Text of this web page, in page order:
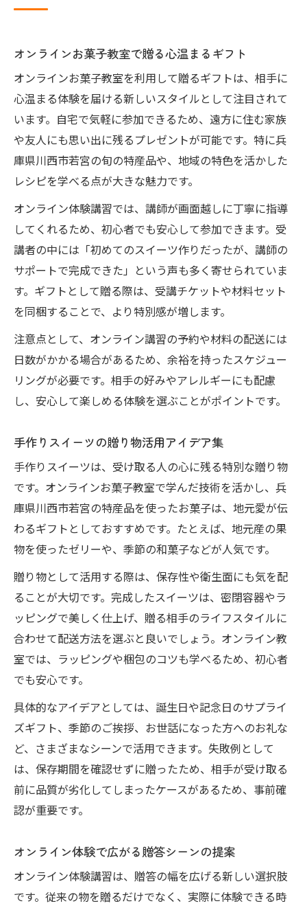
オンラインお菓子教室で贈る心温まるギフト
オンラインお菓子教室を利用して贈るギフトは、相手に
心温まる体験を届ける新しいスタイルとして注目されて
います。自宅で気軽に参加できるため、遠方に住む家族
や友人にも思い出に残るプレゼントが可能です。特に兵
庫県川西市若宮の旬の特産品や、地域の特色を活かした
レシピを学べる点が大きな魅力です。
オンライン体験講習では、講師が画面越しに丁寧に指導
してくれるため、初心者でも安心して参加できます。受
講者の中には「初めてのスイーツ作りだったが、講師の
サポートで完成できた」という声も多く寄せられていま
す。ギフトとして贈る際は、受講チケットや材料セット
を同梱することで、より特別感が増します。
注意点として、オンライン講習の予約や材料の配送には
日数がかかる場合があるため、余裕を持ったスケジュー
リングが必要です。相手の好みやアレルギーにも配慮
し、安心して楽しめる体験を選ぶことがポイントです。
手作りスイーツの贈り物活用アイデア集
手作りスイーツは、受け取る人の心に残る特別な贈り物
です。オンラインお菓子教室で学んだ技術を活かし、兵
庫県川西市若宮の特産品を使ったお菓子は、地元愛が伝
わるギフトとしておすすめです。たとえば、地元産の果
物を使ったゼリーや、季節の和菓子などが人気です。
贈り物として活用する際は、保存性や衛生面にも気を配
ることが大切です。完成したスイーツは、密閉容器やラ
ッピングで美しく仕上げ、贈る相手のライフスタイルに
合わせて配送方法を選ぶと良いでしょう。オンライン教
室では、ラッピングや梱包のコツも学べるため、初心者
でも安心です。
具体的なアイデアとしては、誕生日や記念日のサプライ
ズギフト、季節のご挨拶、お世話になった方へのお礼な
ど、さまざまなシーンで活用できます。失敗例として
は、保存期間を確認せずに贈ったため、相手が受け取る
前に品質が劣化してしまったケースがあるため、事前確
認が重要です。
オンライン体験で広がる贈答シーンの提案
オンライン体験講習は、贈答の幅を広げる新しい選択肢
です。従来の物を贈るだけでなく、実際に体験できる時